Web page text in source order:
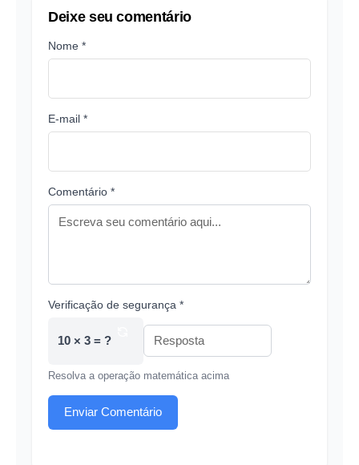
Deixe seu comentário
Nome *
E-mail *
Comentário *
Verificação de segurança *
10 × 3 = ?
Resolva a operação matemática acima
Enviar Comentário